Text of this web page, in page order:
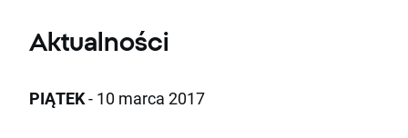
Aktualności
PIĄTEK- 10 marca 2017